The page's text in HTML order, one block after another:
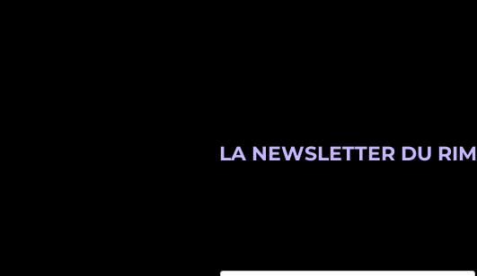
LA NEWSLETTER DU RIM